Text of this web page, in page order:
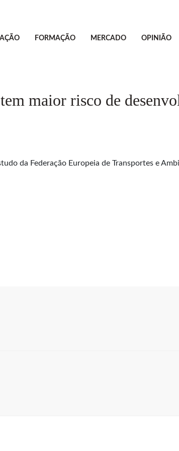
FORMAÇÃO MERCADO OPINIÃO
maior risco de
da Federação Europeia de Transportes e